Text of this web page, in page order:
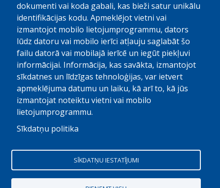
1 km | ©OpenStreetMapcontributors
Visas tiesības aizsargātas. Pārpublicēšanas gadijumā atsauce
dokumenti vai koda gabali, kas bieži satur unikālu
identifikācijas kodu. Apmeklējot vietni vai
izmantojot mobilo lietojumprogrammu, dators
lūdz datoru vai mobilo ierīci atļauju saglabāt šo
failu datorā vai mobilajā ierīcē un iegūt piekļuvi
informācijai. Informācija, kas savākta, izmantojot
sīkdatnes un līdzīgas tehnoloģijas, var ietvert
apmeklējuma datumu un laiku, kā arī to, kā jūs
izmantojat noteiktu vietni vai mobilo
lietojumprogrammu.
Sīkdatņu politika
SĪKDATŅU IESTATĪJUMI